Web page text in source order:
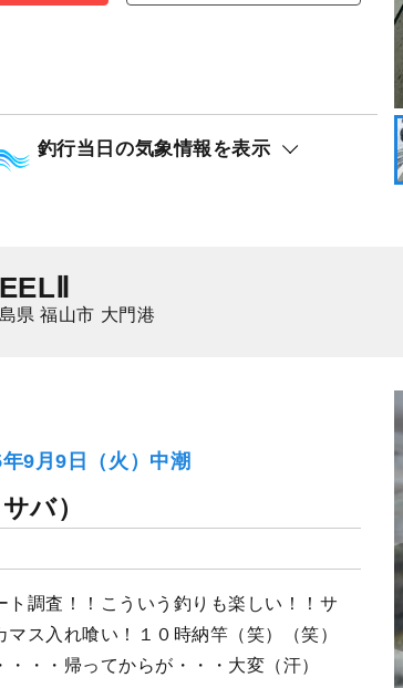
ーゲットは船長にご相談ください☆
イ ハマチ（ブリ）
釣行当日の気象情報を表示
県 福山市 大門港
9月9日（火）中潮
サバ）
ト調査！！こういう釣りも楽しい！！サ
マス入れ喰い！１０時納竿（笑）（笑）
・・・帰ってからが・・・大変（汗）